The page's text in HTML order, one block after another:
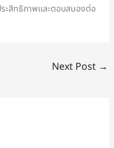
ะสิทธิภาพและตอบสนองต่อ
Next Post →